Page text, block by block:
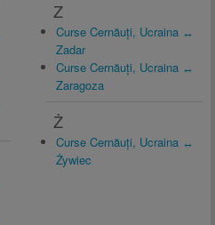
Z
Curse Cernăuți, Ucraina ↔
Zadar
Curse Cernăuți, Ucraina ↔
Zaragoza
Ż
Curse Cernăuți, Ucraina ↔
Żywiec